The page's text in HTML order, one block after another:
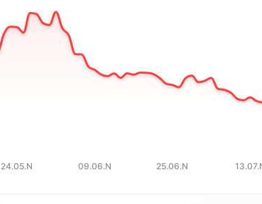
displaying categories.
displaying values. Data ranges from 1.6786 to
24.05.N 09.06.N 25.06.N